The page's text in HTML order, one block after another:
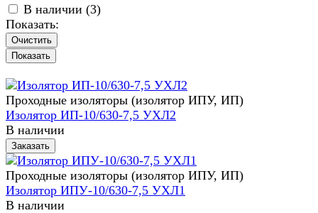
В наличии (3)
Показать:
Очистить
Проходные изоляторы (изолятор ИПУ, ИП)
Изолятор ИП-10/630-7,5 УХЛ2
В наличии
Заказать
Проходные изоляторы (изолятор ИПУ, ИП)
Изолятор ИПУ-10/630-7,5 УХЛ1
В наличии